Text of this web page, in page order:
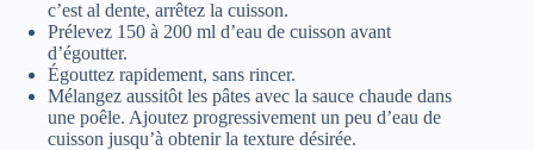
c’est al dente, arrêtez la cuisson.
Prélevez 150 à 200 ml d’eau de cuisson avant
d’égoutter.
Égouttez rapidement, sans rincer.
Mélangez aussitôt les pâtes avec la sauce chaude dans
une poêle. Ajoutez progressivement un peu d’eau de
cuisson jusqu’à obtenir la texture désirée.